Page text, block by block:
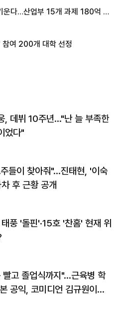
운다…산업부 15개 과제 180억 지
참여 200개 대학 선정
, 데뷔 10주년…"난 늘 부족한
었다"
들이 찾아줘"…진태현, '이숙
후 근황 공개
풍 '돌핀'·15호 '찬홈' 현재 위
빨고 졸업식까지"…근육병 학
공익, 코미디언 김규원이었